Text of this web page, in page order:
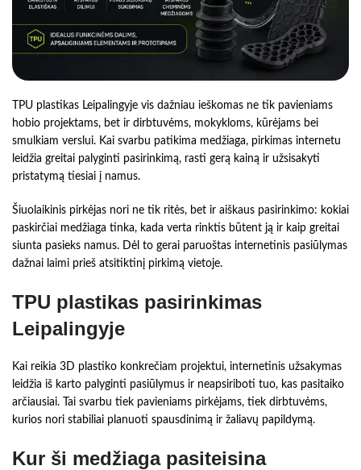
TPU plastikas Leipalingyje vis dažniau ieškomas ne tik pavieniams
hobio projektams, bet ir dirbtuvėms, mokykloms, kūrėjams bei
smulkiam verslui. Kai svarbu patikima medžiaga, pirkimas internetu
leidžia greitai palyginti pasirinkimą, rasti gerą kainą ir užsisakyti
pristatymą tiesiai į namus.
Šiuolaikinis pirkėjas nori ne tik ritės, bet ir aiškaus pasirinkimo: kokiai
paskirčiai medžiaga tinka, kada verta rinktis būtent ją ir kaip greitai
siunta pasieks namus. Dėl to gerai paruoštas internetinis pasiūlymas
dažnai laimi prieš atsitiktinį pirkimą vietoje.
TPU plastikas pasirinkimas
Leipalingyje
Kai reikia 3D plastiko konkrečiam projektui, internetinis užsakymas
leidžia iš karto palyginti pasiūlymus ir neapsiriboti tuo, kas pasitaiko
arčiausiai. Tai svarbu tiek pavieniams pirkėjams, tiek dirbtuvėms,
kurios nori stabiliai planuoti spausdinimą ir žaliavų papildymą.
Kur ši medžiaga pasiteisina